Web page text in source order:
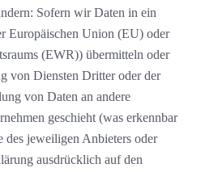
Sofern wir Daten in ein
Europäischen Union (EU) oder
(EWR)) übermitteln oder
von Diensten Dritter oder der
von Daten an andere
geschieht (was erkennbar
des jeweiligen Anbieters oder
ausdrücklich auf den